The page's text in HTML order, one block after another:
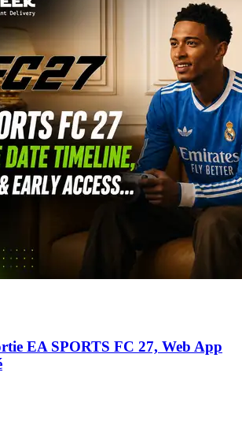
EA SPORTS FC 27, Web App